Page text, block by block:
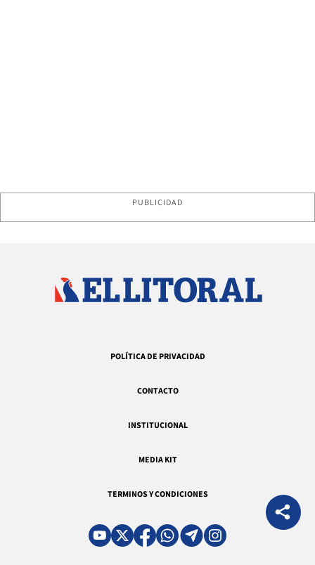
PUBLICIDAD
POLÍTICA DE PRIVACIDAD
CONTACTO
INSTITUCIONAL
MEDIA KIT
TERMINOS Y CONDICIONES